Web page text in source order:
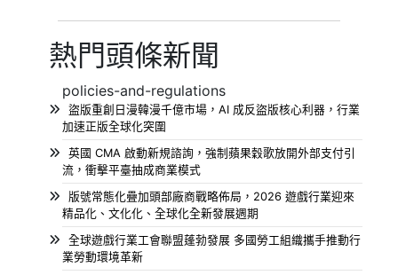
熱門頭條新聞
policies-and-regulations
盜版重創日漫韓漫千億市場，AI 成反盜版核心利器，行業
加速正版全球化突圍
英國 CMA 啟動新規諮詢，強制蘋果穀歌放開外部支付引
流，衝擊平臺抽成商業模式
版號常態化疊加頭部廠商戰略佈局，2026 遊戲行業迎來
精品化、文化化、全球化全新發展週期
全球遊戲行業工會聯盟蓬勃發展 多國勞工組織攜手推動行
業勞動環境革新